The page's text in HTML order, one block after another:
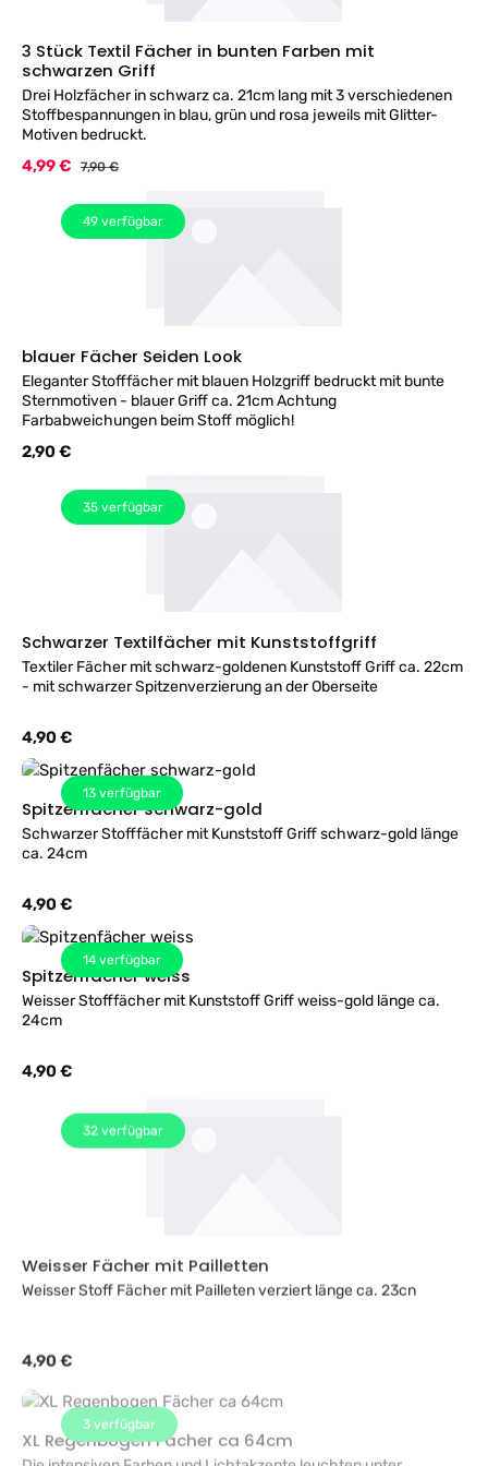
3 Stück Textil Fächer in bunten Farben mit
schwarzen Griff
Drei Holzfächer in schwarz ca. 21cm lang mit 3 verschiedenen
Stoffbespannungen in blau, grün und rosa jeweils mit Glitter-
Motiven bedruckt.
Verkaufspreis:
4,99 € Regulärer Preis:
7,90 €
49 verfügbar
blauer Fächer Seiden Look
Eleganter Stofffächer mit blauen Holzgriff bedruckt mit bunte
Sternmotiven - blauer Griff ca. 21cm Achtung
Farbabweichungen beim Stoff möglich!
Regulärer Preis:
2,90 €
35 verfügbar
Schwarzer Textilfächer mit Kunststoffgriff
Textiler Fächer mit schwarz-goldenen Kunststoff Griff ca. 22cm
- mit schwarzer Spitzenverzierung an der Oberseite
Regulärer Preis:
4,90 €
13 verfügbar
Spitzenfächer schwarz-gold
Schwarzer Stofffächer mit Kunststoff Griff schwarz-gold länge
ca. 24cm
Regulärer Preis:
4,90 €
14 verfügbar
Spitzenfächer weiss
Weisser Stofffächer mit Kunststoff Griff weiss-gold länge ca.
24cm
Regulärer Preis:
4,90 €
32 verfügbar
Weisser Fächer mit Pailletten
Weisser Stoff Fächer mit Pailleten verziert länge ca. 23cn
Regulärer Preis:
4,90 €
XL Regenbogen Fächer ca 64cm
Die intensiven Farben und Lichtakzente leuchten unter